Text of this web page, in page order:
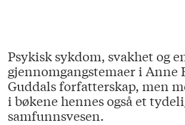
Psykisk sykdom, svakhet og
gjennomgangstemaer i Anne
Guddals forfatterskap, men
i bøkene hennes også et
samfunnsvesen.